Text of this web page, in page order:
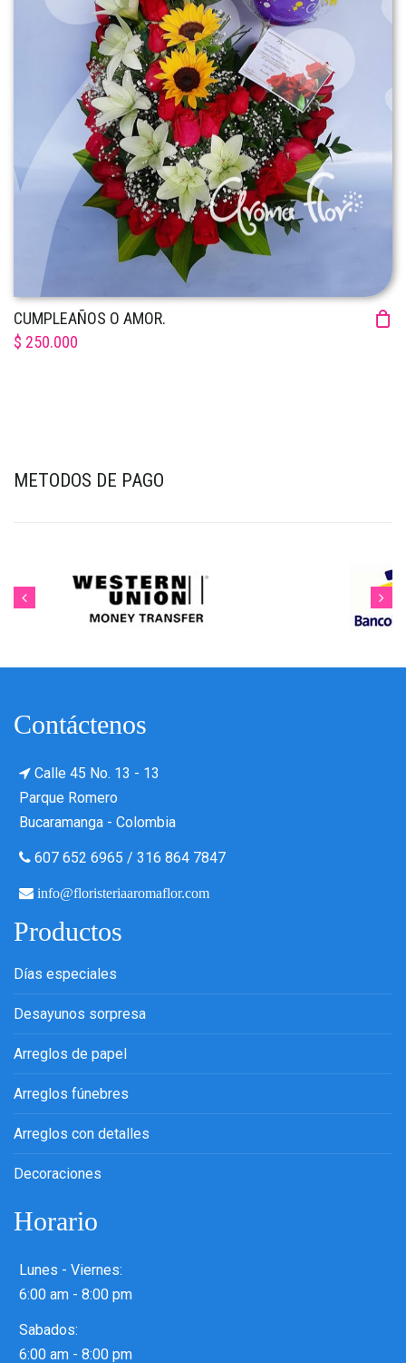
CUMPLEAÑOS O AMOR.
$ 250.000
METODOS DE PAGO
Contáctenos
Calle 45 No. 13 - 13
Parque Romero
Bucaramanga - Colombia
607 652 6965 / 316 864 7847
info@floristeriaaromaflor.com
Productos
Días especiales
Desayunos sorpresa
Arreglos de papel
Arreglos fúnebres
Arreglos con detalles
Decoraciones
Horario
Lunes - Viernes:
6:00 am - 8:00 pm
Sabados:
6:00 am - 8:00 pm